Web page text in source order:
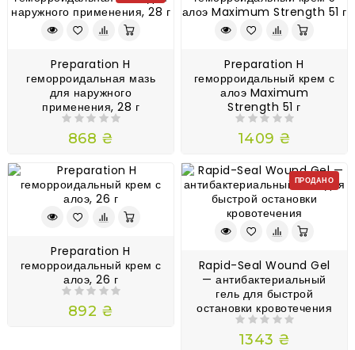
Preparation H
геморроидальная мазь
для наружного
применения, 28 г
868 ₴
Preparation H
геморроидальный крем с
алоэ Maximum
Strength 51 г
1409 ₴
Preparation H
геморроидальный крем с
алоэ, 26 г
892 ₴
ПРОДАНО
Rapid-Seal Wound Gel
— антибактериальный
гель для быстрой
остановки кровотечения
1343 ₴